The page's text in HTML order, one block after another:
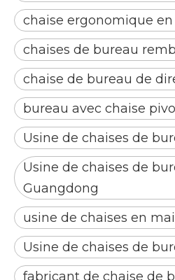
chaise ergonomique en
chaises de bureau
chaise de bureau de
bureau avec chaise
Usine de chaises de
Usine de chaises de
Guangdong
usine de chaises en
Usine de chaises de
fabricant de chaise de